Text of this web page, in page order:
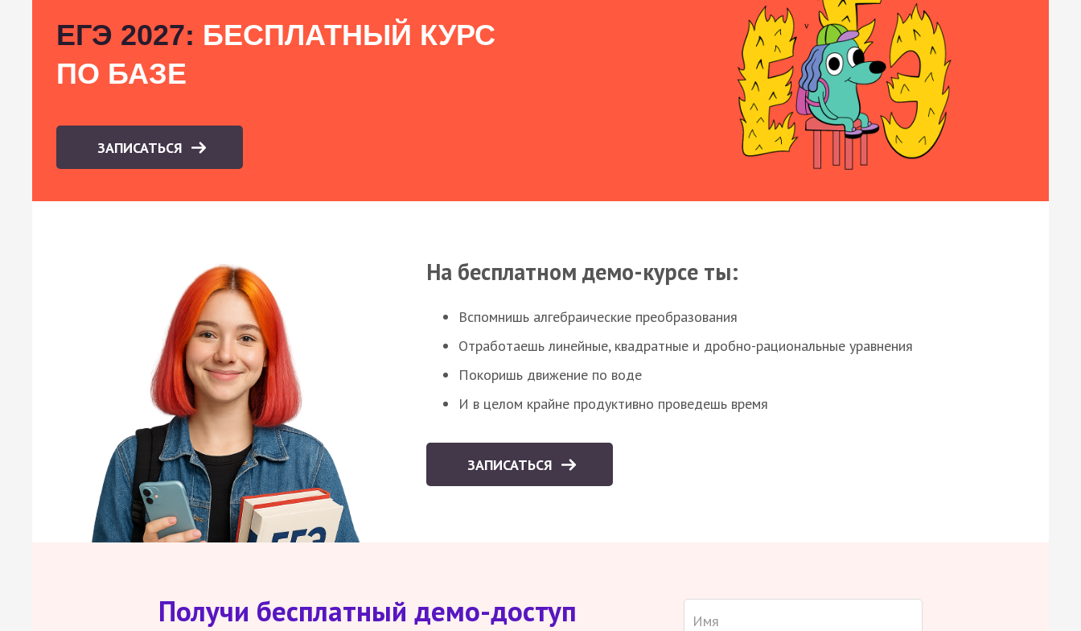
ЕГЭ 2027: БЕСПЛАТНЫЙ КУРС
ПО БАЗЕ
ЗАПИСАТЬСЯ
На бесплатном демо-курсе ты:
Вспомнишь алгебраические преобразования
Отработаешь линейные, квадратные и дробно-рациональные уравнения
Покоришь движение по воде
И в целом крайне продуктивно проведешь время
ЗАПИСАТЬСЯ
Получи бесплатный демо-доступ